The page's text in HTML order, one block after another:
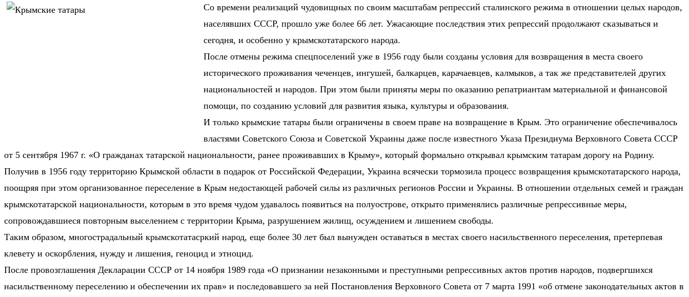
Со времени реализаций чудовищных по своим масштабам репрессий сталинского режима в отношении целых народов,
населявших СССР, прошло уже более 66 лет. Ужасающие последствия этих репрессий продолжают сказываться и
сегодня, и особенно у крымскотатарского народа.
После отмены режима спецпоселений уже в 1956 году были созданы условия для возвращения в места своего
исторического проживания чеченцев, ингушей, балкарцев, карачаевцев, калмыков, а так же представителей других
национальностей и народов. При этом были приняты меры по оказанию репатриантам материальной и финансовой
помощи, по созданию условий для развития языка, культуры и образования.
И только крымские татары были ограничены в своем праве на возвращение в Крым. Это ограничение обеспечивалось
властями Советского Союза и Советской Украины даже после известного Указа Президиума Верховного Совета СССР
от 5 сентября 1967 г. «О гражданах татарской национальности, ранее проживавших в Крыму», который формально открывал крымским татарам дорогу на Родину.
Получив в 1956 году территорию Крымской области в подарок от Российской Федерации, Украина всячески тормозила процесс возвращения крымскотатарского народа,
поощряя при этом организованное переселение в Крым недостающей рабочей силы из различных регионов России и Украины. В отношении отдельных семей и граждан
крымскотатарской национальности, которым в это время чудом удавалось появиться на полуострове, открыто применялись различные репрессивные меры,
сопровождавшиеся повторным выселением с территории Крыма, разрушением жилищ, осуждением и лишением свободы.
Таким образом, многострадальный крымскотатасркий народ, еще более 30 лет был вынужден оставаться в местах своего насильственного переселения, претерпевая
клевету и оскорбления, нужду и лишения, геноцид и этноцид.
После провозглашения Декларации СССР от 14 ноября 1989 года «О признании незаконными и преступными репрессивных актов против народов, подвергшихся
насильственному переселению и обеспечении их прав» и последовавшего за ней Постановления Верховного Совета от 7 марта 1991 «об отмене законодательных актов в